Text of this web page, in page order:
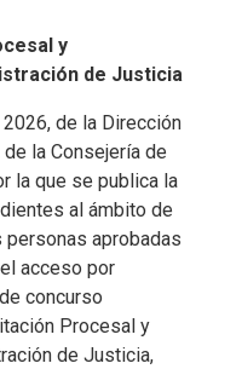
y
de Justicia
de la Dirección
la Consejería de
la que se publica la
al ámbito de
personas aprobadas
acceso por
concurso
Procesal y
de Justicia,